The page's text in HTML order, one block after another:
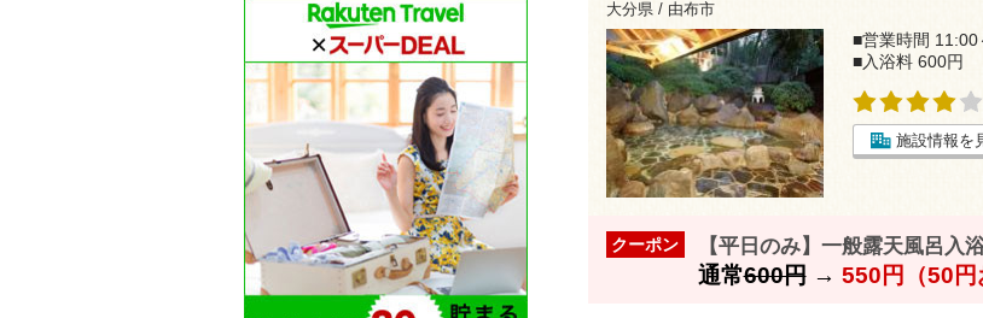
大分県 / 由布市
■営業時間 11:00
■入浴料 600円
施設情報を
クーポン 【平日のみ】一般露天風呂入
通常600円→ 550円（50円